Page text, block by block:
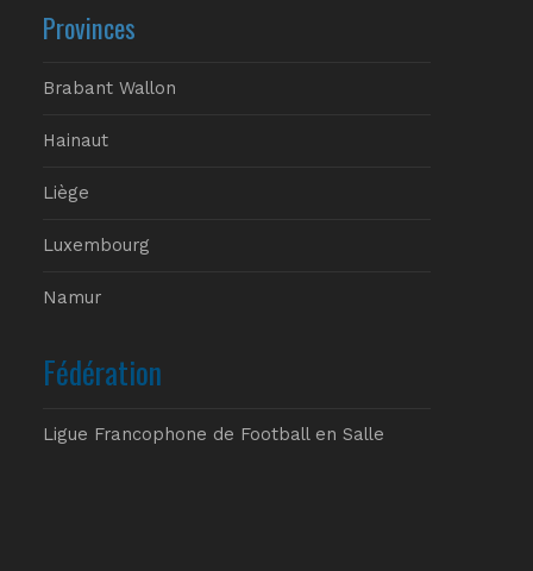
Provinces
Brabant Wallon
Hainaut
Liège
Luxembourg
Namur
Fédération
Ligue Francophone de Football en Salle